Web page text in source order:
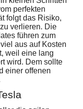
perfekten
folgt das Risiko,
verlieren. Die
führen zum
aus auf Kosten
weil eine lang
wird. Dem sollte
einer offenen